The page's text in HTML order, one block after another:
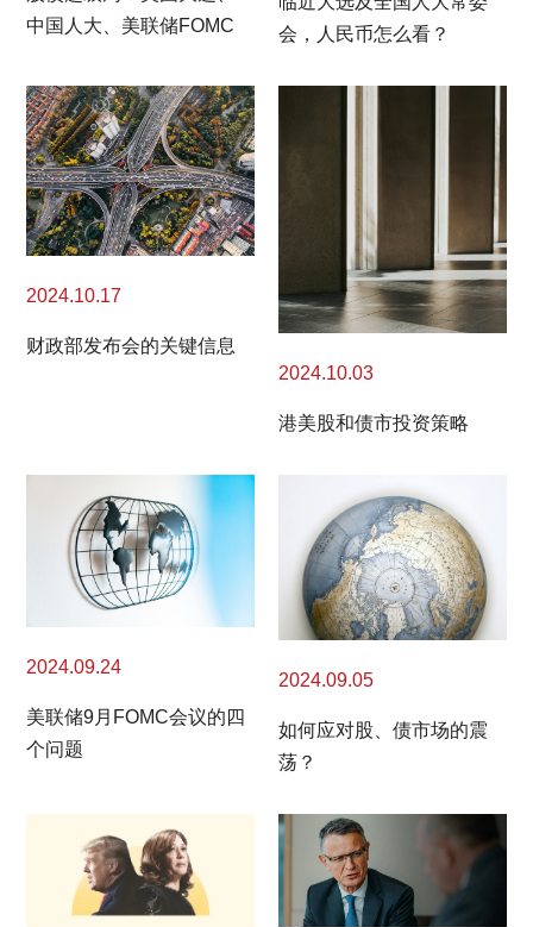
中国人大、美联储FOMC
会，人民币怎么看？
2024.10.17
财政部发布会的关键信息
2024.10.03
港美股和债市投资策略
2024.09.24
美联储9月FOMC会议的四
个问题
2024.09.05
如何应对股、债市场的震
荡？